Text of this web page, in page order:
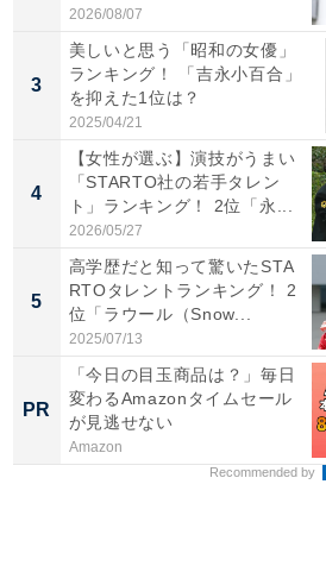
2026/08/07
3
美しいと思う「昭和の女優」
ランキング！ 「吉永小百合」
を抑えた1位は？
2025/04/21
4
【女性が選ぶ】演技がうまい
「STARTO社の若手タレン
ト」ランキング！ 2位「永...
2026/05/27
5
高学歴だと知って驚いたSTA
RTOタレントランキング！ 2
位「ラウール（Snow...
2025/07/13
PR
「今日の目玉商品は？」毎日
変わるAmazonタイムセール
が見逃せない
Amazon
Recommended by